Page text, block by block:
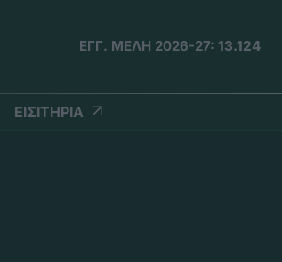
ΕΓΓ. ΜΕΛΗ 2026-27: 13.124
ΕΙΣΙΤΗΡΙΑ